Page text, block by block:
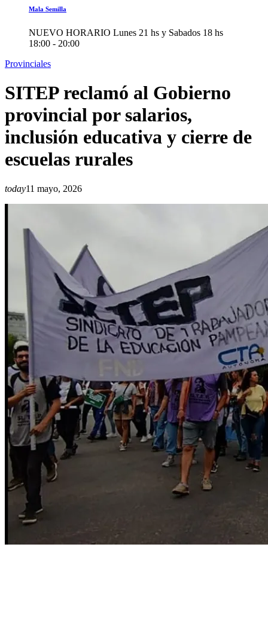
Mala Semilla
NUEVO HORARIO Lunes 21 hs y Sabados 18 hs
18:00 - 20:00
Provinciales
SITEP reclamó al Gobierno
provincial por salarios,
inclusión educativa y cierre de
escuelas rurales
today11 mayo, 2026